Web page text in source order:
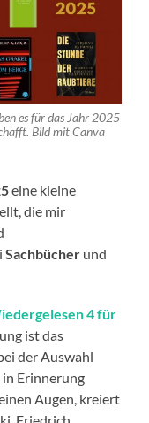
es für das Jahr 2025
Bild mit Canva
eine kleine
die mir
Sachbücher und
4 für
ist das
der Auswahl
Erinnerung
Augen, kreiert